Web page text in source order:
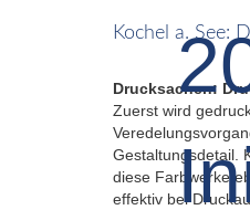
Kochel a. See:
Drucksachen:
Zuerst wird
Gestaltungsdetail.
diese Farbwerke
effektiv bei